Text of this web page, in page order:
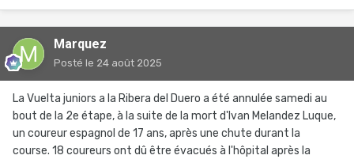
Marquez
Posté le 24 août 2025
La Vuelta juniors a la Ribera del Duero a été annulée samedi au
bout de la 2e étape, à la suite de la mort d'Ivan Melandez Luque,
un coureur espagnol de 17 ans, après une chute durant la
course. 18 coureurs ont dû être évacués à l'hôpital après la